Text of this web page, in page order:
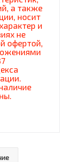
а также
носит
и
не
офертой,